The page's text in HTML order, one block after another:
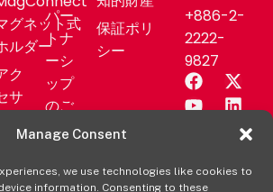
Manage Consent
we use technologies like cookies to
information. Consenting to these
グネット式
ルダー
ク
サ
製
パー
トナ
ーシ
ップ
のご
相談
ート
保証ポリ
シー
+886-2-
2222-
9827